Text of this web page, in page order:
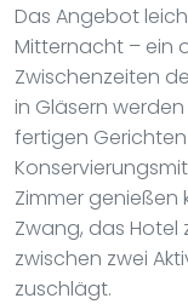
Das Angebot
Mitternacht – ein
Zwischenzeiten
in Gläsern
fertigen
Zimmer genießen
Zwang, das Hotel
zwischen zwei
zuschlägt.